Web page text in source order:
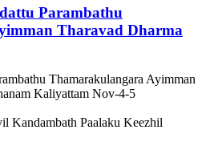
Parambathu
Tharavad Dharma
Thamarakulangara Ayimman
Kaliyattam Nov-4-5